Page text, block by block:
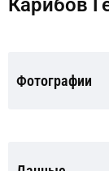
Карибов
Фотографии